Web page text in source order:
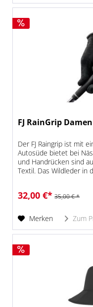
FJ RainGrip
Der FJ Raingrip ist mit
Autosüde bietet bei
und Handrücken sind
Textil. Das Wildleder in
32,00 €* 35,00 € *
Merken Zum